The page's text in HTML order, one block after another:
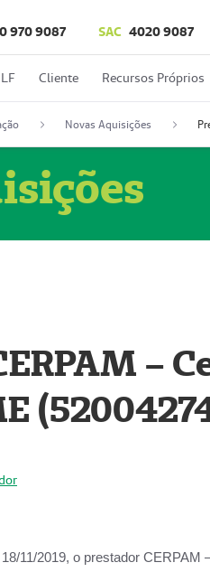
970 9087 SAC 4020 9087
Cliente Recursos Próprios
Novas Aquisições
–
18/11/2019, o prestador CERPAM